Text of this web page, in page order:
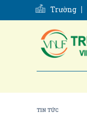
Trường
TIN TỨC